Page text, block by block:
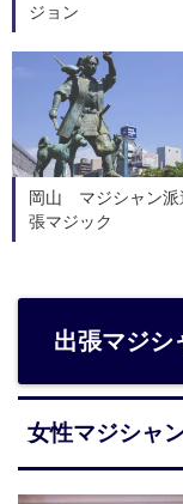
ジョン
岡山 マジシャン派
張マジック
出張マジシ
女性マジシャ